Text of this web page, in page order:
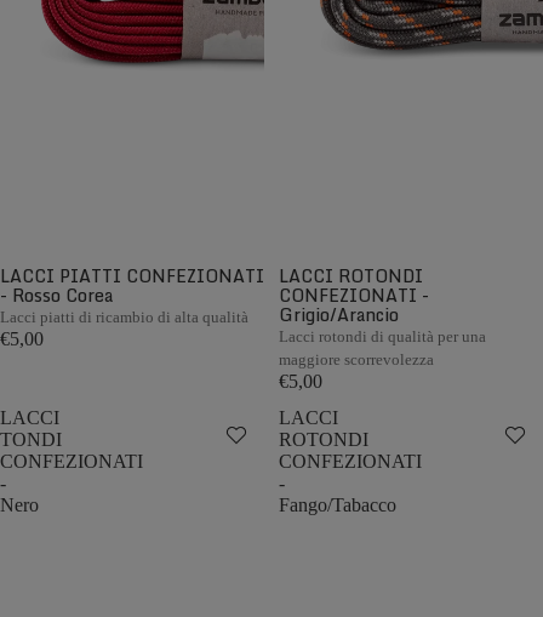
LACCI PIATTI CONFEZIONATI
- Rosso Corea
Lacci piatti di ricambio di alta qualità
€5,00
LACCI ROTONDI
CONFEZIONATI -
Grigio/Arancio
Lacci rotondi di qualità per una
maggiore scorrevolezza
€5,00
LACCI
TONDI
CONFEZIONATI
-
Nero
LACCI
ROTONDI
CONFEZIONATI
-
Fango/Tabacco